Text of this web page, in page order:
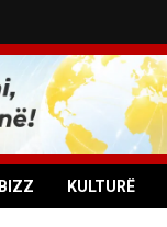
KULTURË